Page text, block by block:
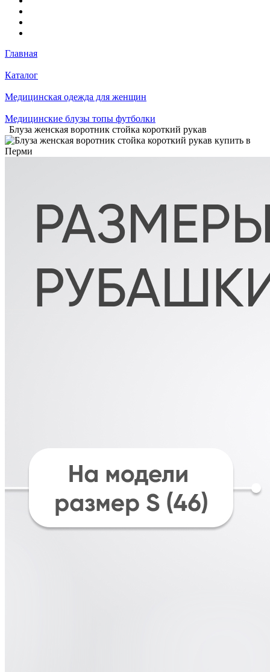
Главная
Каталог
Медицинская одежда для женщин
Медицинские блузы топы футболки
Блуза женская воротник стойка короткий рукав